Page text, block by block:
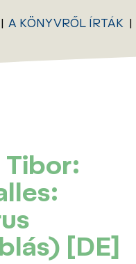
A KÖNYVRŐL ÍRTÁK
[DE]